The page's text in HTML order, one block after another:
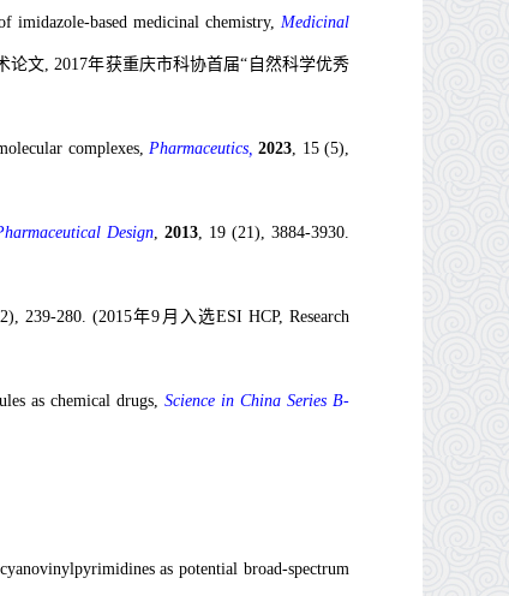
imidazole-based medicinal chemistry, Medicinal
论文, 2017年获重庆市科协首届“自然科学优秀
complexes, Pharmaceutics, 2023 , 15 (5),
Design 2013 , 19 (21), 3884-3930.
239-280. (2015年9月入选ESI HCP, Research
as chemical drugs, Science in China Series B-
cyanovinylpyrimidines aspotentialbroad-spectrum